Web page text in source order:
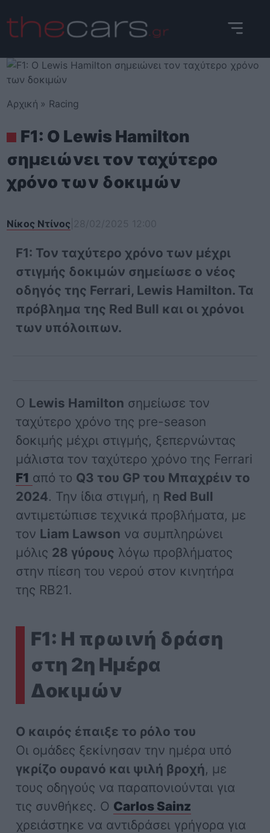
to
content
Αρχική » Racing
F1: Ο Lewis Hamilton
σημειώνει τον ταχύτερο
χρόνο των δοκιμών
Νίκος Ντίνος
F1: Τον ταχύτερο χρόνο των μέχρι
στιγμής δοκιμών σημείωσε ο νέος
οδηγός της Ferrari, Lewis Hamilton. Τα
πρόβλημα της Red Bull και οι χρόνοι
των υπόλοιπων.
Ο Lewis Hamilton σημείωσε τον
ταχύτερο χρόνο της pre-season
δοκιμής μέχρι στιγμής, ξεπερνώντας
μάλιστα τον ταχύτερο χρόνο της Ferrari
F1 από το Q3 του GP του Μπαχρέιν το
2024. Την ίδια στιγμή, η Red Bull
αντιμετώπισε τεχνικά προβλήματα, με
τον Liam Lawson να συμπληρώνει
μόλις 28 γύρους λόγω προβλήματος
στην πίεση του νερού στον κινητήρα
της RB21.
F1: Η πρωινή δράση
στη 2η Ημέρα
Δοκιμών
Ο καιρός έπαιξε το ρόλο του
Οι ομάδες ξεκίνησαν την ημέρα υπό
γκρίζο ουρανό και ψιλή βροχή, με
τους οδηγούς να παραπονιούνται για
τις συνθήκες. Ο Carlos Sainz
χρειάστηκε να αντιδράσει γρήγορα για